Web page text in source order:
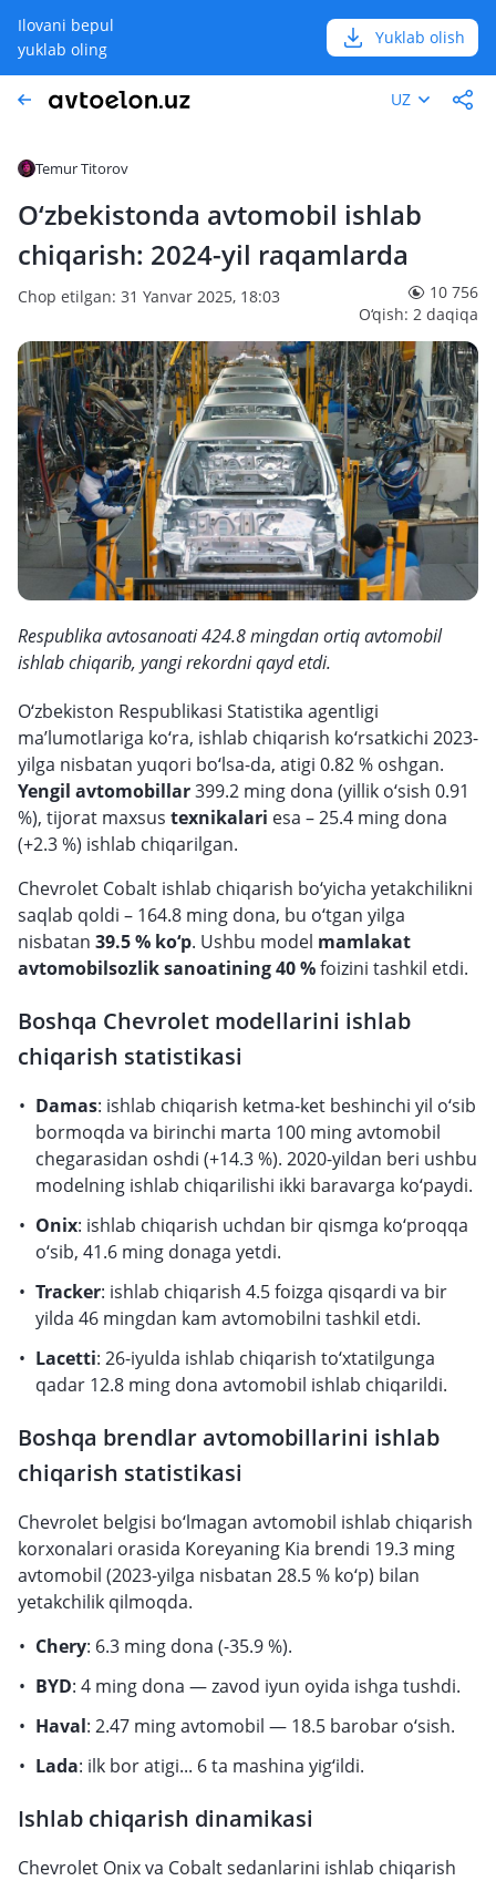
Ilovani bepul
yuklab oling
Yuklab olish
UZ
Temur Titorov
O‘zbekistonda avtomobil ishlab
chiqarish: 2024-yil raqamlarda
Chop etilgan: 31 Yanvar 2025, 18:03
10 756
O‘qish: 2 daqiqa
Respublika avtosanoati 424.8 mingdan ortiq avtomobil
ishlab chiqarib, yangi rekordni qayd etdi.
O‘zbekiston Respublikasi Statistika agentligi
ma’lumotlariga ko‘ra, ishlab chiqarish ko‘rsatkichi 2023-
yilga nisbatan yuqori bo‘lsa-da, atigi 0.82 % oshgan.
Yengil avtomobillar399.2 ming dona (yillik o‘sish 0.91
%), tijorat maxsus texnikalari esa –25.4 ming dona
(+2.3 %) ishlab chiqarilgan.
Chevrolet Cobalt ishlab chiqarish bo‘yicha yetakchilikni
saqlab qoldi – 164.8 ming dona, bu o‘tgan yilga
nisbatan 39.5 % ko‘p. Ushbu model mamlakat
avtomobilsozlik sanoatining 40 %foizini tashkil etdi.
Boshqa Chevrolet modellarini ishlab
chiqarish statistikasi
Damas: ishlab chiqarish ketma-ket beshinchi yil o‘sib
bormoqda va birinchi marta 100 ming avtomobil
chegarasidan oshdi (+14.3 %). 2020-yildan beri ushbu
modelning ishlab chiqarilishi ikki baravarga ko‘paydi.
Onix: ishlab chiqarish uchdan bir qismga ko‘proqqa
o‘sib, 41.6 ming donaga yetdi.
Tracker: ishlab chiqarish 4.5 foizga qisqardi va bir
yilda 46 mingdan kam avtomobilni tashkil etdi.
Lacetti: 26-iyulda ishlab chiqarish to‘xtatilgunga
qadar 12.8 ming dona avtomobil ishlab chiqarildi.
Boshqa brendlar avtomobillarini ishlab
chiqarish statistikasi
Chevrolet belgisi bo‘lmagan avtomobil ishlab chiqarish
korxonalari orasida Koreyaning Kia brendi 19.3 ming
avtomobil (2023-yilga nisbatan 28.5 % ko‘p) bilan
yetakchilik qilmoqda.
Chery: 6.3 ming dona (-35.9 %).
BYD: 4 ming dona — zavod iyun oyida ishga tushdi.
Haval: 2.47 ming avtomobil — 18.5 barobar o‘sish.
Lada: ilk bor atigi... 6 ta mashina yig‘ildi.
Ishlab chiqarish dinamikasi
Chevrolet Onix va Cobalt sedanlarini ishlab chiqarish